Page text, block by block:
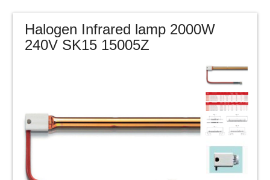
Halogen Infrared lamp 2000W
240V SK15 15005Z